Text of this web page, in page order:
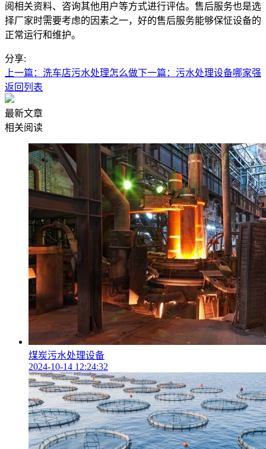
阅相关资料、咨询其他用户等方式进行评估。售后服务也是选
择厂家时需要考虑的因素之一，好的售后服务能够保怔设备的
正常运行和维护。
分享:
上一篇：洗车店污水处理怎么做下一篇：污水处理设备哪家强
返回列表
最新文章
相关阅读
煤炭污水处理设备
2024-10-14 12:24:32